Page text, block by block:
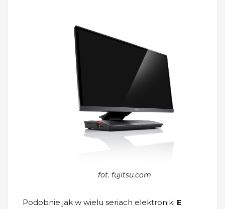
fot. fujitsu.com
Podobnie jak w wielu seriach elektroniki E